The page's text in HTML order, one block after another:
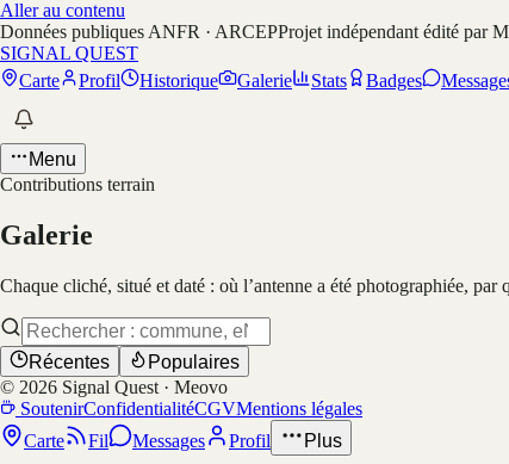
Aller au contenu
Données publiques ANFR · ARCEPProjet indépendant édité par
SIGNAL QUEST
Carte
Profil Historique Galerie Stats Badges
Menu
Contributions terrain
Galerie
Chaque cliché, situé et daté : où l’antenne a été photographiée,
Récentes
Populaires
© 2026 Signal Quest · Meovo
SoutenirConfidentialitéCGVMentions légales
Carte
Fil Messages Profil Plus